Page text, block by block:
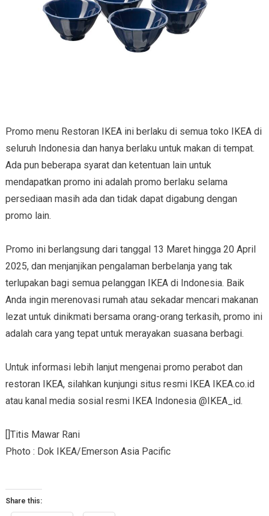
Promo menu Restoran IKEA ini berlaku di semua toko IKEA di
seluruh Indonesia dan hanya berlaku untuk makan di tempat.
Ada pun beberapa syarat dan ketentuan lain untuk
mendapatkan promo ini adalah promo berlaku selama
persediaan masih ada dan tidak dapat digabung dengan
promo lain.
Promo ini berlangsung dari tanggal 13 Maret hingga 20 April
2025, dan menjanjikan pengalaman berbelanja yang tak
terlupakan bagi semua pelanggan IKEA di Indonesia. Baik
Anda ingin merenovasi rumah atau sekadar mencari makanan
lezat untuk dinikmati bersama orang-orang terkasih, promo ini
adalah cara yang tepat untuk merayakan suasana berbagi.
Untuk informasi lebih lanjut mengenai promo perabot dan
restoran IKEA, silahkan kunjungi situs resmi IKEA IKEA.co.id
atau kanal media sosial resmi IKEA Indonesia @IKEA_id.
[]Titis Mawar Rani
Photo : Dok IKEA/Emerson Asia Pacific
Share this: